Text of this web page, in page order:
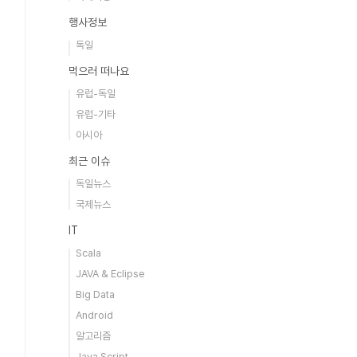
행사정보
독일
먹으러 떠나요
유럽-독일
유럽-기타
아시아
최근 이슈
독일뉴스
국제뉴스
IT
Scala
JAVA & Eclipse
Big Data
Android
알고리즘